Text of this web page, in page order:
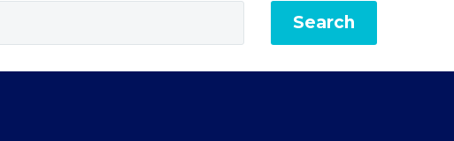
Search